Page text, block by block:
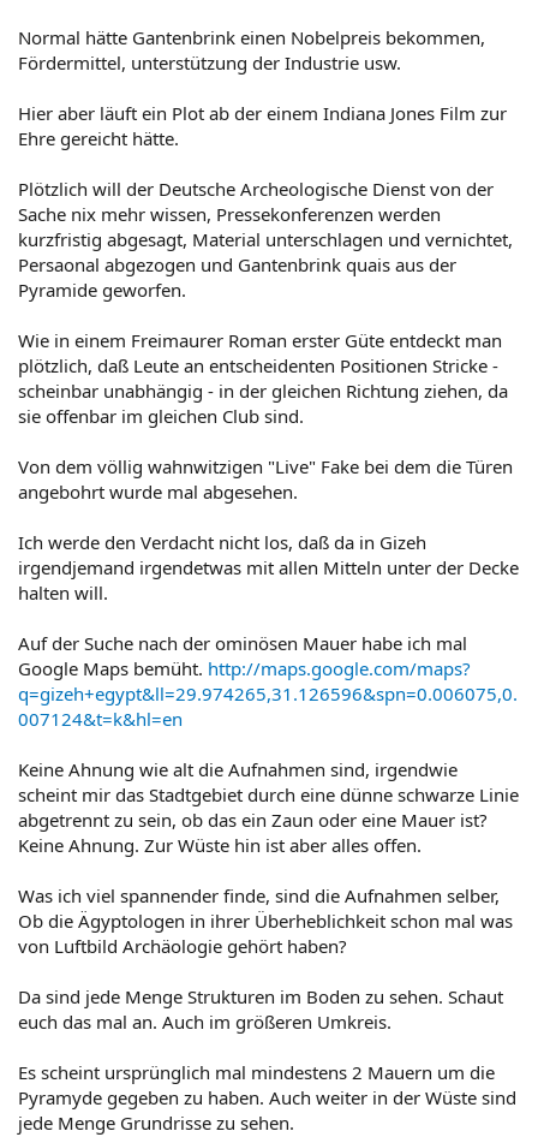
Normal hätte Gantenbrink einen Nobelpreis bekommen,
Fördermittel, unterstützung der Industrie usw.
Hier aber läuft ein Plot ab der einem Indiana Jones Film zur
Ehre gereicht hätte.
Plötzlich will der Deutsche Archeologische Dienst von der
Sache nix mehr wissen, Pressekonferenzen werden
kurzfristig abgesagt, Material unterschlagen und vernichtet,
Persaonal abgezogen und Gantenbrink quais aus der
Pyramide geworfen.
Wie in einem Freimaurer Roman erster Güte entdeckt man
plötzlich, daß Leute an entscheidenten Positionen Stricke -
scheinbar unabhängig - in der gleichen Richtung ziehen, da
sie offenbar im gleichen Club sind.
Von dem völlig wahnwitzigen "Live" Fake bei dem die Türen
angebohrt wurde mal abgesehen.
Ich werde den Verdacht nicht los, daß da in Gizeh
irgendjemand irgendetwas mit allen Mitteln unter der Decke
halten will.
Auf der Suche nach der ominösen Mauer habe ich mal
Google Maps bemüht. http://maps.google.com/maps?
q=gizeh+egypt&ll=29.974265,31.126596&spn=0.006075,0.
007124&t=k&hl=en
Keine Ahnung wie alt die Aufnahmen sind, irgendwie
scheint mir das Stadtgebiet durch eine dünne schwarze Linie
abgetrennt zu sein, ob das ein Zaun oder eine Mauer ist?
Keine Ahnung. Zur Wüste hin ist aber alles offen.
Was ich viel spannender finde, sind die Aufnahmen selber,
Ob die Ägyptologen in ihrer Überheblichkeit schon mal was
von Luftbild Archäologie gehört haben?
Da sind jede Menge Strukturen im Boden zu sehen. Schaut
euch das mal an. Auch im größeren Umkreis.
Es scheint ursprünglich mal mindestens 2 Mauern um die
Pyramyde gegeben zu haben. Auch weiter in der Wüste sind
jede Menge Grundrisse zu sehen.